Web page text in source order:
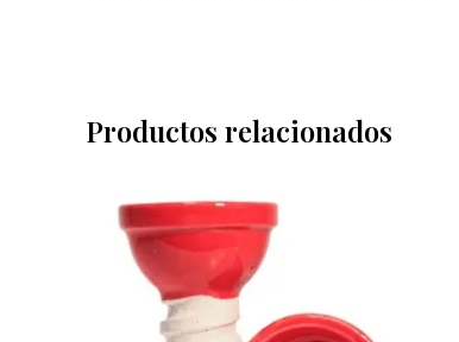
Productos relacionados